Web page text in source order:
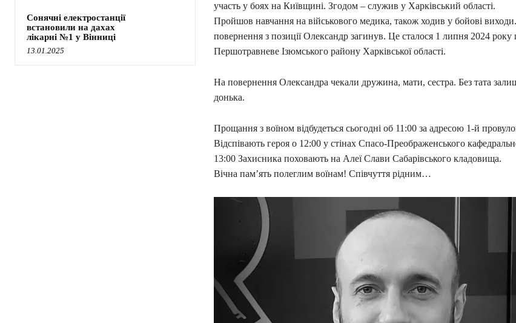
Сонячні електростанції
встановили на дахах
лікарні №1 у Вінниці
13.01.2025
участь у боях на Київщині. Згодом – служив у Харківський області.
Пройшов навчання на військового медика, також ходив у бойові
повернення з позиції Олександр загинув. Це сталося 1 липня 2024
Першотравневе Ізюмського району Харківської області.
На повернення Олександра чекали дружина, мати, сестра. Без тата
донька.
Прощання з воїном відбудеться сьогодні об 11:00 за адресою 1-й
Відспівають героя о 12:00 у стінах Спасо-Преображенського
13:00 Захисника поховають на Алеї Слави Сабарівського кладовища.
Вічна пам’ять полеглим воїнам! Співчуття рідним…